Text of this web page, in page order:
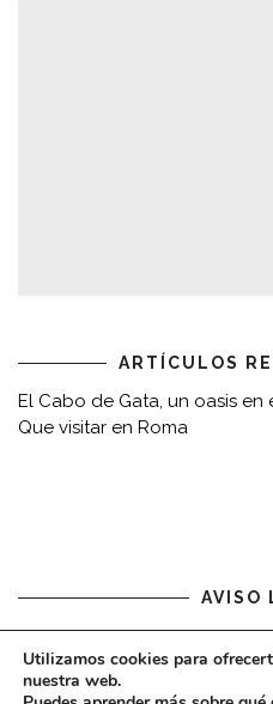
ARTÍCULOS
El Cabo de Gata, un oasis en
Que visitar en Roma
AVISO
Aviso legal
Utilizamos cookies para
nuestra web.